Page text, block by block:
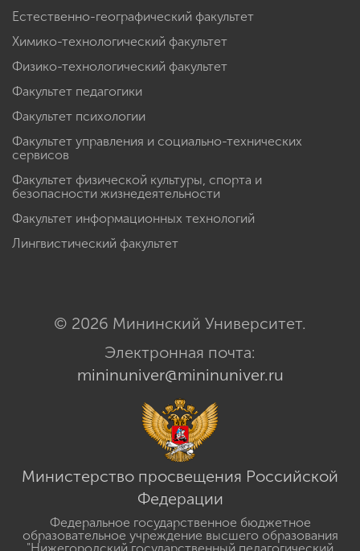
Естественно-географический факультет
Химико-технологический факультет
Физико-технологический факультет
Факультет педагогики
Факультет психологии
Факультет управления и социально-технических
сервисов
Факультет физической культуры, спорта и
безопасности жизнедеятельности
Факультет информационных технологий
Лингвистический факультет
© 2026 Мининский Университет.
Электронная почта:
mininuniver@mininuniver.ru
Министерство просвещения Российской
Федерации
Федеральное государственное бюджетное
образовательное учреждение высшего образования
"Нижегородский государственный педагогический